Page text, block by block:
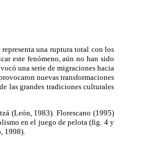
una ruptura total con los
este fenómeno, aún no han sido
una serie de migraciones hacia
nuevas transformaciones
las grandes tradiciones culturales
(León, 1983). Florescano (1995)
en el juego de pelota (fig. 4 y
1998).